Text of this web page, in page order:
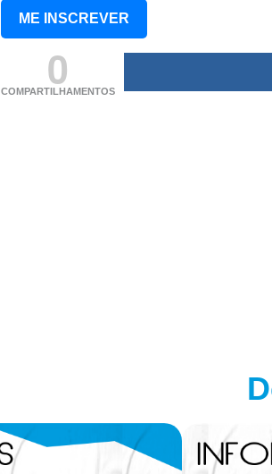
ME INSCREVER
0
COMPARTILHAMENTOS